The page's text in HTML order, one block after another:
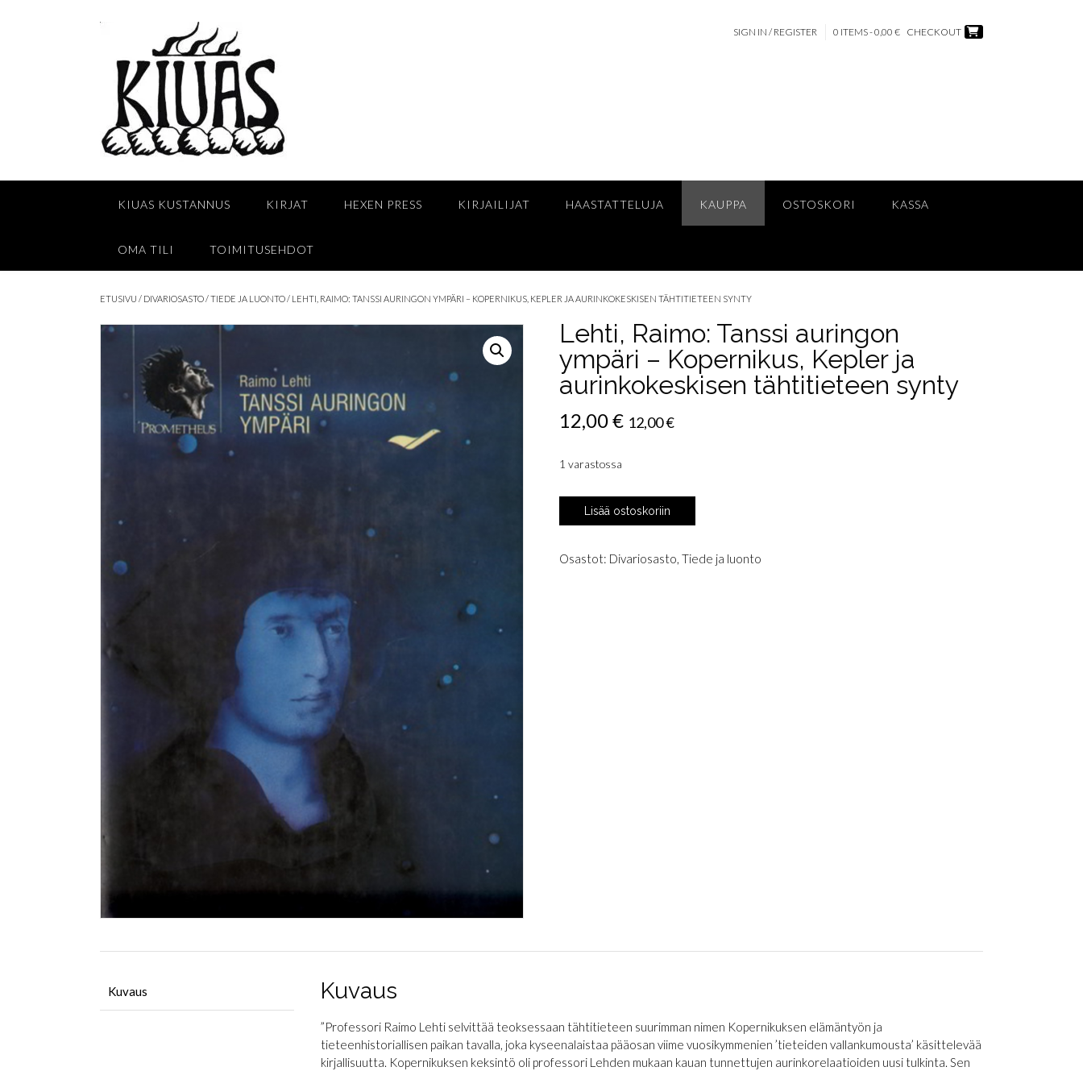
SIGN IN / REGISTER 0 ITEMS - 0,00 € CHECKOUT
KIUAS KUSTANNUS KIRJAT HEXEN PRESS KIRJAILIJAT HAASTATTELUJA KAUPPA OSTOSKORI KASSA
OMA TILI TOIMITUSEHDOT
ETUSIVU / DIVARIOSASTO/TIEDE JA LUONTO/ LEHTI, RAIMO: TANSSI AURINGON YMPÄRI – KOPERNIKUS, KEPLER JA AURINKOKESKISEN TÄHTITIETEEN SYNTY
Lehti, Raimo: Tanssi auringon
ympäri – Kopernikus, Kepler ja
aurinkokeskisen tähtitieteen synty
12,00€ 12,00€
1 varastossa
Lehti,
Raimo:
auringon
Lisää ostoskoriin
Osastot: Divariosasto, Tiede ja luonto
Kuvaus Kuvaus
”Professori Raimo Lehti selvittää teoksessaan tähtitieteen suurimman nimen Kopernikuksen elämäntyön ja
tieteenhistoriallisen paikan tavalla, joka kyseenalaistaa pääosan viime vuosikymmenien ’tieteiden vallankumousta’ käsittelevää
kirjallisuutta. Kopernikuksen keksintö oli professori Lehden mukaan kauan tunnettujen aurinkorelaatioiden uusi tulkinta. Sen